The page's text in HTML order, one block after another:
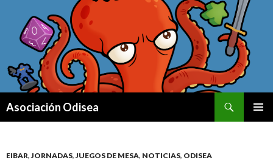
Asociación Odisea
EIBAR, JORNADAS, JUEGOS DE MESA, NOTICIAS, ODISEA